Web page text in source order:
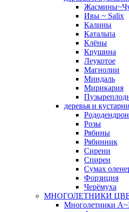
Ивы ~ Salix
Калины
Катальпа
Клёны
Крушина
Леукотое
Магнолии
Миндаль
Мирикария
деревья и
Розы
Рябины
Рябинник
Сирени
Спиреи
Сумах
Форзиция
Черёмуха
МНОГОЛЕТНИКИ
Многолетники